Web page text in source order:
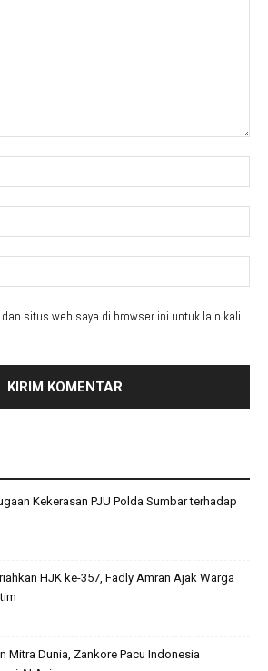
dan situs web saya di browser ini untuk lain kali
Kekerasan PJU Polda Sumbar terhadap
HJK ke-357, Fadly Amran Ajak Warga
Mitra Dunia, Zankore Pacu Indonesia